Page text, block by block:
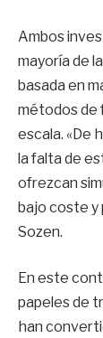
Ambos
mayoría de
basada en
métodos de
escala. «De
la falta de
ofrezcan
bajo coste y
Sozen.
En este
papeles de
han